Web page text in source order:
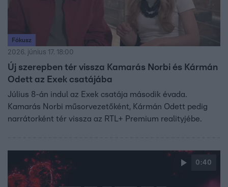
Fókusz
2026. június 17. 18:00
Új szerepben tér vissza Kamarás Norbi és Kármán
Odett az Exek csatájába
Július 8-án indul az Exek csatája második évada.
Kamarás Norbi műsorvezetőként, Kármán Odett pedig
narrátorként tér vissza az RTL+ Premium realityjébe.
0:40